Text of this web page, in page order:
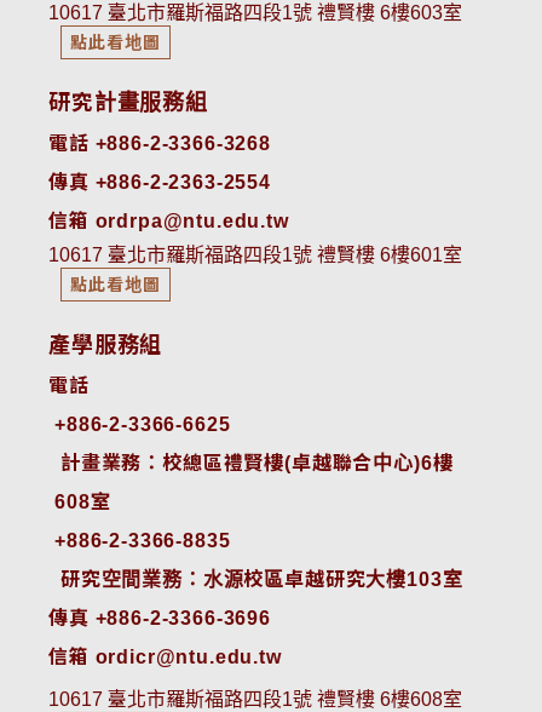
10617 臺北市羅斯福路四段1號 禮賢樓 6樓603室
點此看地圖
研究計畫服務組
電話 +886-2-3366-3268
傳真 +886-2-2363-2554
信箱 ordrpa@ntu.edu.tw
10617 臺北市羅斯福路四段1號 禮賢樓 6樓601室
點此看地圖
產學服務組
電話
+886-2-3366-6625
計畫業務：校總區禮賢樓(卓越聯合中心)6樓
608室
+886-2-3366-8835
研究空間業務：水源校區卓越研究大樓103室
傳真 +886-2-3366-3696
信箱 ordicr@ntu.edu.tw
10617 臺北市羅斯福路四段1號 禮賢樓 6樓608室